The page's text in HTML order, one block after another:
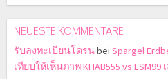
NEUESTE KOMMENTARE
รับลงทะเบียนโดรนbei Spargel
เทียบให้เห็นภาพ KHAB555 vs